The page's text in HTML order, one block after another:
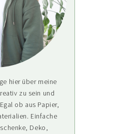
hier über meine
zu sein und
ob aus Papier,
Einfache
Deko,